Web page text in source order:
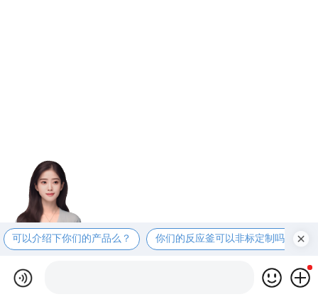
可以介绍下你们的产品么？ 你们的反应釜可以非标定制吗？